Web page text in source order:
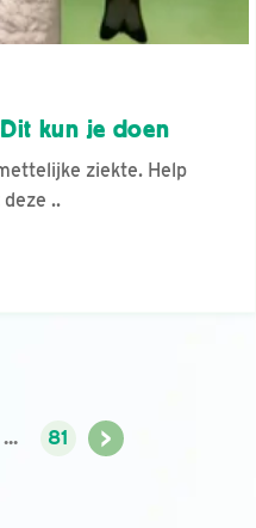
kun je doen
ziekte. Help
..
... 81 >